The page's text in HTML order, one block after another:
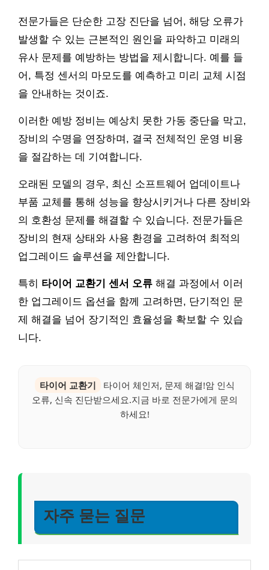
전문가들은 단순한 고장 진단을 넘어, 해당 오류가
발생할 수 있는 근본적인 원인을 파악하고 미래의
유사 문제를 예방하는 방법을 제시합니다. 예를 들
어, 특정 센서의 마모도를 예측하고 미리 교체 시점
을 안내하는 것이죠.
이러한 예방 정비는 예상치 못한 가동 중단을 막고,
장비의 수명을 연장하며, 결국 전체적인 운영 비용
을 절감하는 데 기여합니다.
오래된 모델의 경우, 최신 소프트웨어 업데이트나
부품 교체를 통해 성능을 향상시키거나 다른 장비와
의 호환성 문제를 해결할 수 있습니다. 전문가들은
장비의 현재 상태와 사용 환경을 고려하여 최적의
업그레이드 솔루션을 제안합니다.
특히 타이어 교환기 센서 오류 해결 과정에서 이러
한 업그레이드 옵션을 함께 고려하면, 단기적인 문
제 해결을 넘어 장기적인 효율성을 확보할 수 있습
니다.
타이어 교환기
타이어 체인저, 문제 해결!암 인식
오류, 신속 진단받으세요.지금 바로 전문가에게 문의
하세요!
자주 묻는 질문